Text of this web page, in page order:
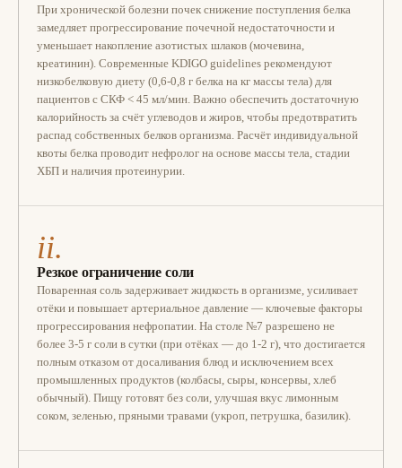
При хронической болезни почек снижение поступления белка
замедляет прогрессирование почечной недостаточности и
уменьшает накопление азотистых шлаков (мочевина,
креатинин). Современные KDIGO guidelines рекомендуют
низкобелковую диету (0,6-0,8 г белка на кг массы тела) для
пациентов с СКФ < 45 мл/мин. Важно обеспечить достаточную
калорийность за счёт углеводов и жиров, чтобы предотвратить
распад собственных белков организма. Расчёт индивидуальной
квоты белка проводит нефролог на основе массы тела, стадии
ХБП и наличия протеинурии.
ii.
Резкое ограничение соли
Поваренная соль задерживает жидкость в организме, усиливает
отёки и повышает артериальное давление — ключевые факторы
прогрессирования нефропатии. На столе №7 разрешено не
более 3-5 г соли в сутки (при отёках — до 1-2 г), что достигается
полным отказом от досаливания блюд и исключением всех
промышленных продуктов (колбасы, сыры, консервы, хлеб
обычный). Пищу готовят без соли, улучшая вкус лимонным
соком, зеленью, пряными травами (укроп, петрушка, базилик).